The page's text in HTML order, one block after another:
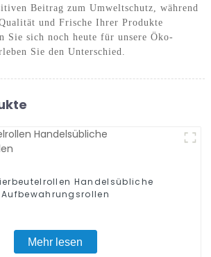
Beitrag zum Umweltschutz, während
und Frische Ihrer Produkte
Sie sich noch heute für unsere Öko-
Sie den Unterschied.
Handelsübliche
Aufbewahrungsrollen
Mehr lesen